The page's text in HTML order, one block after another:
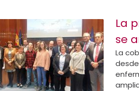
La
se
La